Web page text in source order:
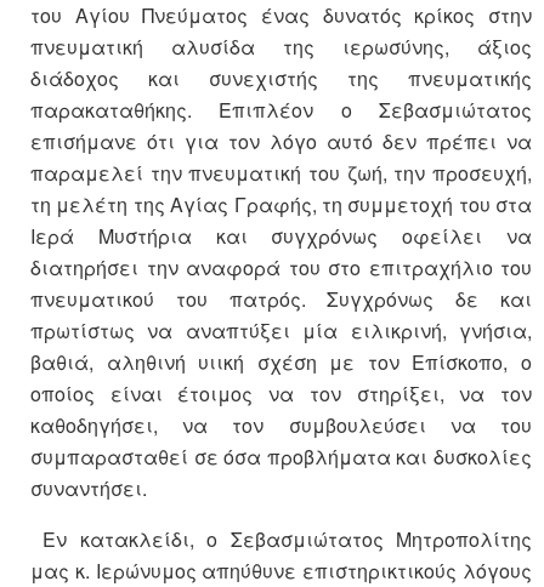
του Αγίου Πνεύματος ένας δυνατός κρίκος στην
πνευματική αλυσίδα της ιερωσύνης, άξιος
διάδοχος και συνεχιστής της πνευματικής
παρακαταθήκης. Επιπλέον ο Σεβασμιώτατος
επισήμανε ότι για τον λόγο αυτό δεν πρέπει να
παραμελεί την πνευματική του ζωή, την προσευχή,
τη μελέτη της Αγίας Γραφής, τη συμμετοχή του στα
Ιερά Μυστήρια και συγχρόνως οφείλει να
διατηρήσει την αναφορά του στο επιτραχήλιο του
πνευματικού του πατρός. Συγχρόνως δε και
πρωτίστως να αναπτύξει μία ειλικρινή, γνήσια,
βαθιά, αληθινή υιική σχέση με τον Επίσκοπο, ο
οποίος είναι έτοιμος να τον στηρίξει, να τον
καθοδηγήσει, να τον συμβουλεύσει να του
συμπαρασταθεί σε όσα προβλήματα και δυσκολίες
συναντήσει.
Εν κατακλείδι, ο Σεβασμιώτατος Μητροπολίτης
μας κ. Ιερώνυμος απηύθυνε επιστηρικτικούς λόγους